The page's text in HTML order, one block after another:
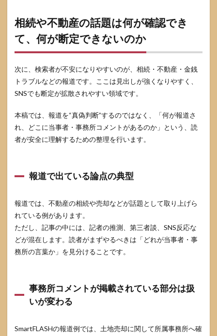
相続や不動産の話題は何が確認でき
て、何が断定できないのか
次に、検索者が不安になりやすいのが、相続・不動産・金銭
トラブルなどの報道です。ここは見出しが強くなりやすく、
SNSでも断定が拡散されやすい領域です。
本稿では、報道を“真偽判断”するのではなく、「何が報道さ
れ、どこに当事者・事務所コメントがあるのか」という、読
者が安全に理解するための整理を行います。
報道で出ている論点の典型
報道では、不動産の相続や売却などが話題として取り上げら
れている例があります。
ただし、記事の中には、記者の推測、第三者談、SNS反応な
どが混在します。読者がまずやるべきは「どれが当事者・事
務所の言葉か」を見分けることです。
事務所コメントが掲載されている部分は扱
いが変わる
SmartFLASHの報道例では、土地売却に関して所属事務所へ確